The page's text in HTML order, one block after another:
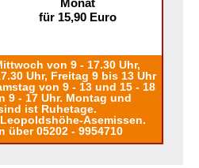
für 15,90 Euro
von 9 - 17.30 Uhr,
Uhr, Freitag 9 bis 13 Uhr
von 9 - 13 und 15 - 18
9 - 17 Uhr. Montag und
ist Ruhetage.
Asemissen.
über 05202 - 9954710